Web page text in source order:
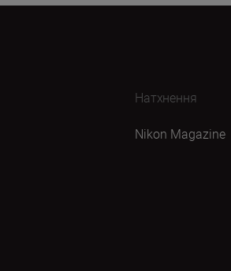
Натхнення
Nikon Magazine